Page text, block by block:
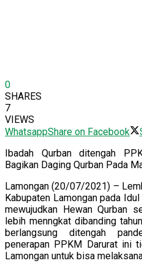
0
SHARES
7
VIEWS
WhatsappShare on Facebook
Ibadah Qurban ditengah
Bagikan Daging Qurban Pada
Lamongan (20/07/2021) –
Kabupaten Lamongan pada
mewujudkan Hewan Qurban
lebih menngkat dibanding
berlangsung ditengah
penerapan PPKM Darurat ini
Lamongan untuk bisa